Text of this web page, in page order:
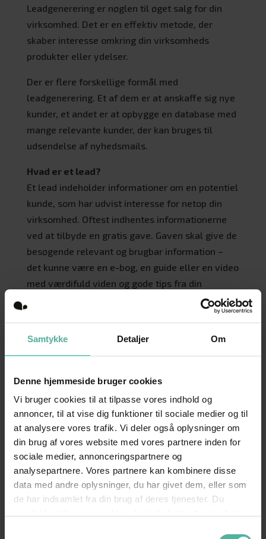
Samtykke Detaljer Om
Denne hjemmeside bruger cookies
Vi bruger cookies til at tilpasse vores indhold og
annoncer, til at vise dig funktioner til sociale medier og til
at analysere vores trafik. Vi deler også oplysninger om
din brug af vores website med vores partnere inden for
sociale medier, annonceringspartnere og
analysepartnere. Vores partnere kan kombinere disse
data med andre oplysninger, du har givet dem, eller som
de har indsamlet fra din brug af deres tjenester. Du
Leadgenerering er nøglen til øget salg for din
virksomhed. Det er en effektiv metode, der
skaber interesse omkring din virksomheds
produkter eller ydelser.
Der er flere forskellige formål med
leadgenerering. Et af dem er at anskaffe sig nye
kunder, et andet er at opbygge en database med
mange relevante kunder, der kan bruges til
udsendelse af nyhedsmails.
Hvad er et lead?
Et lead indeholder informationer om en potentiel
kunde, som har udvist interesse for netop din
virksomhed. Oftest indhentes informationerne
ved at tilbyde en gratis gave. Gaven skal give de
besøgende relevant og brugbar information –
det kunne være en e-bog, en guide eller en video
med værdifuld viden og gode tips fra din
virksomhed. Det eneste de besøgende skal gøre,
er at ”betale” med deres kontaktinformationer.
relation til den besøgende og gjort det muligt at
kundes behov.
Leads kan inddeles i forskellige niveauer, alt
efter hvor stor sandsynlighed der er, for at de vil
købe en ydelse af dig. Men vigtigst af alt er, at
du får skabt en liste med potentielle kunder, som
er interesseret i, at du kontakter dem.
Følg din investering